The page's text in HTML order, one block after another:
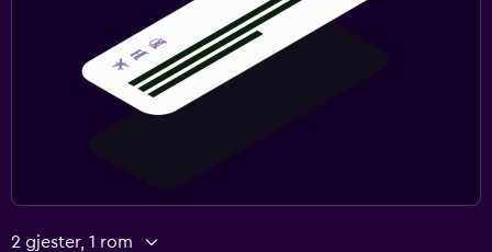
2 gjester, 1 rom